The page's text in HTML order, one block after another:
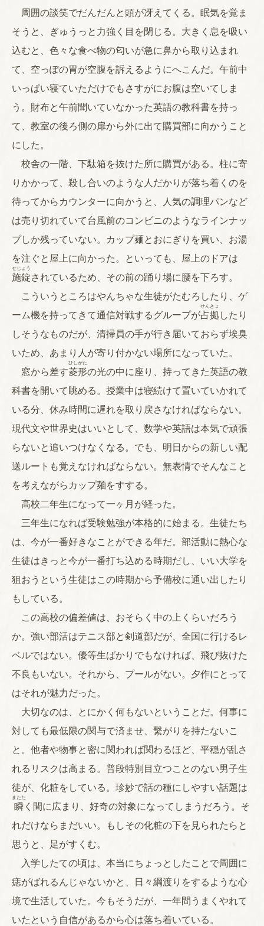
周囲の談笑でだんだんと頭が冴えてくる。眠気を覚ま
そうと、ぎゅうっと力強く目を閉じる。大きく息を吸い
込むと、色々な食べ物の匂いが急に鼻から取り込まれ
て、空っぽの胃が空腹を訴えるようにへこんだ。午前中
いっぱい寝ていただけでもさすがにお腹は空いてしま
う。財布と午前聞いていなかった英語の教科書を持っ
て、教室の後ろ側の扉から外に出て購買部に向かうこと
にした。
校舎の一階、下駄箱を抜けた所に購買がある。柱に寄
りかかって、殺し合いのような人だかりが落ち着くのを
待ってからカウンターに向かうと、人気の調理パンなど
は売り切れていて台風前のコンビニのようなラインナッ
プしか残っていない。カップ麺とおにぎりを買い、お湯
を注ぐと屋上に向かった。といっても、屋上のドアは
施錠
せじょう
されているため、その前の踊り場に腰を下ろす。
こういうところはやんちゃな生徒がたむろしたり、ゲ
ーム機を持ってきて通信対戦するグループが占拠
せんきょ
したり
しそうなものだが、清掃員の手が行き届いておらず埃臭
いため、あまり人が寄り付かない場所になっていた。
窓から差す菱形
ひしがた
の光の中に座り、持ってきた英語の教
科書を開いて眺める。授業中は寝続けて置いていかれて
いる分、休み時間に遅れを取り戻さなければならない。
現代文や世界史はいいとして、数学や英語は本気で頑張
らないと追いつけなくなる。でも、明日からの新しい配
送ルートも覚えなければならない。無表情でそんなこと
を考えながらカップ麺をすする。
高校二年生になって一ヶ月が経った。
三年生になれば受験勉強が本格的に始まる。生徒たち
は、今が一番好きなことができる年だ。部活動に熱心な
生徒はきっと今が一番打ち込める時期だし、いい大学を
狙おうという生徒はこの時期から予備校に通い出したり
もしている。
この高校の偏差値は、おそらく中の上くらいだろう
か。強い部活はテニス部と剣道部だが、全国に行けるレ
ベルではない。優等生ばかりでもなければ、飛び抜けた
不良もいない。それから、プールがない。夕作にとって
はそれが魅力だった。
大切なのは、とにかく何もないということだ。何事に
対しても最低限の関与で済ませ、繫がりを持たないこ
と。他者や物事と密に関われば関わるほど、平穏が乱さ
れるリスクは高まる。普段特別目立つことのない男子生
徒が、化粧をしている。珍妙で話の種にしやすい話題は
瞬
またた
く間に広まり、好奇の対象になってしまうだろう。そ
れだけならまだいい。もしその化粧の下を見られたらと
思うと、足がすくむ。
入学したての頃は、本当にちょっとしたことで周囲に
痣がばれるんじゃないかと、日々綱渡りをするような心
境で生活していた。今もそうだが、一年間うまくやれて
いたという自信があるから心は落ち着いている。